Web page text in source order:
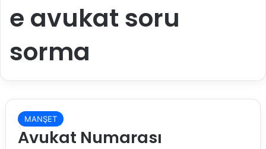
e avukat soru
sorma
MANŞET
Avukat Numarası